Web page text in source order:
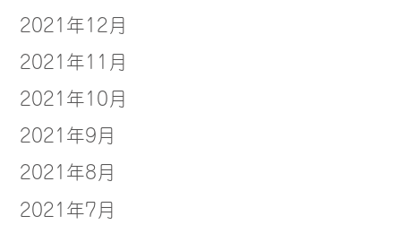
2021年12月
2021年11月
2021年10月
2021年9月
2021年8月
2021年7月